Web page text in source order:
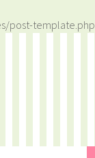
post-template.php